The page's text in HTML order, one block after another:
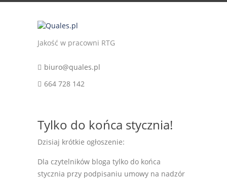
Jakość w pracowni RTG
biuro@quales.pl
664 728 142
Tylko do końca stycznia!
Dzisiaj krótkie ogłoszenie:
Dla czytelników bloga tylko do końca
stycznia przy podpisaniu umowy na nadzór